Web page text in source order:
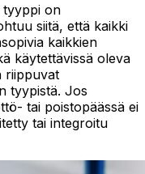
tyyppi on
siitä, että kaikki
kaikkien
käytettävissä oleva
riippuvat
tyypistä. Jos
tai poistopäässä ei
tai integroitu